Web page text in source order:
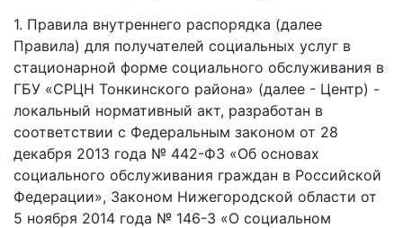
1. Правила внутреннего распорядка (далее
Правила) для получателей социальных услуг в
стационарной форме социального обслуживания в
ГБУ «СРЦН Тонкинского района» (далее - Центр) -
локальный нормативный акт, разработан в
соответствии с Федеральным законом от 28
декабря 2013 года № 442-ФЗ «Об основах
социального обслуживания граждан в Российской
Федерации», Законом Нижегородской области от
5 ноября 2014 года № 146-3 «О социальном